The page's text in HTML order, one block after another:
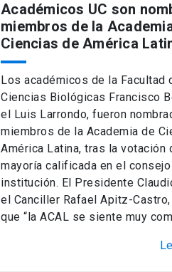
Académicos UC son
miembros de la
Ciencias de América
Los académicos de la Facultad
Ciencias Biológicas Francisco
el Luis Larrondo, fueron
miembros de la Academia de
América Latina, tras la votación
mayoría calificada en el
institución. El Presidente
el Canciller Rafael Apitz-
que “la ACAL se siente muy